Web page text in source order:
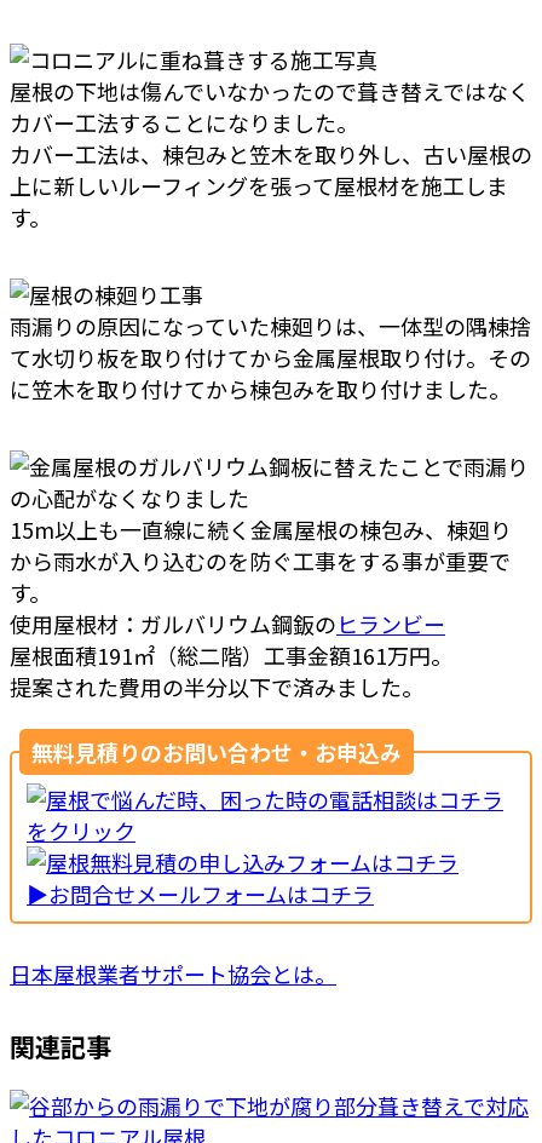
屋根の下地は傷んでいなかったので葺き替えではなく
カバー工法することになりました。
カバー工法は、棟包みと笠木を取り外し、古い屋根の
上に新しいルーフィングを張って屋根材を施工しま
す。
雨漏りの原因になっていた棟廻りは、一体型の隅棟捨
て水切り板を取り付けてから金属屋根取り付け。その
に笠木を取り付けてから棟包みを取り付けました。
15m以上も一直線に続く金属屋根の棟包み、棟廻り
から雨水が入り込むのを防ぐ工事をする事が重要で
す。
使用屋根材：ガルバリウム鋼鈑のヒランビー
屋根面積191㎡（総二階）工事金額161万円。
提案された費用の半分以下で済みました。
無料見積りのお問い合わせ・お申込み
▶お問合せメールフォームはコチラ
日本屋根業者サポート協会とは。
関連記事